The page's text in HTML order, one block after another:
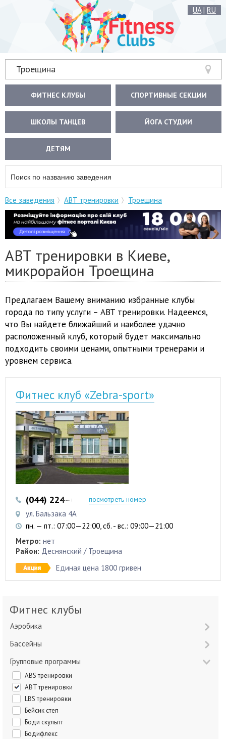
UA| RU
Троещина
ФИТНЕС КЛУБЫ СПОРТИВНЫЕ СЕКЦИИ
ШКОЛЫ ТАНЦЕВ ЙОГА СТУДИИ
ДЕТЯМ
Все заведения ABT тренировки Троещина
ABT тренировки в Киеве,
микрорайон Троещина
Предлагаем Вашему вниманию избранные клубы
города по типу услуги – ABT тренировки. Надеемся,
что Вы найдете ближайший и наиболее удачно
расположенный клуб, который будет максимально
подходить своими ценами, опытными тренерами и
уровнем сервиса.
Фитнес клуб «Zebra-sport»
(044) 224–63-07посмотреть номер
ул. Бальзака 4А
пн. — пт.: 07:00—22:00, сб. - вс.: 09:00—21:00
Метро: нет
Район: Деснянский / Троещина
Единая цена 1800 гривен
Фитнес клубы
Аэробика
Бассейны
Групповые программы
ABS тренировки
ABT тренировки
LBS тренировки
Бейсик степ
Боди скульпт
Бодифлекс